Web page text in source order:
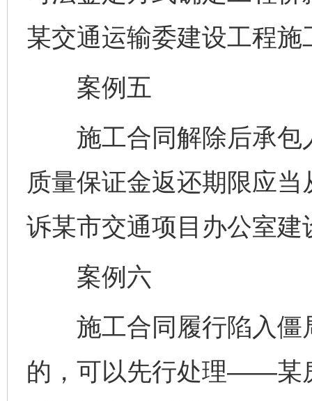
某交通运输委建设工程施
案例五
施工合同解除后承包
质量保证金返还期限应
诉某市交通项目办公室
案例六
施工合同履行陷入僵
的，可以先行处理——某